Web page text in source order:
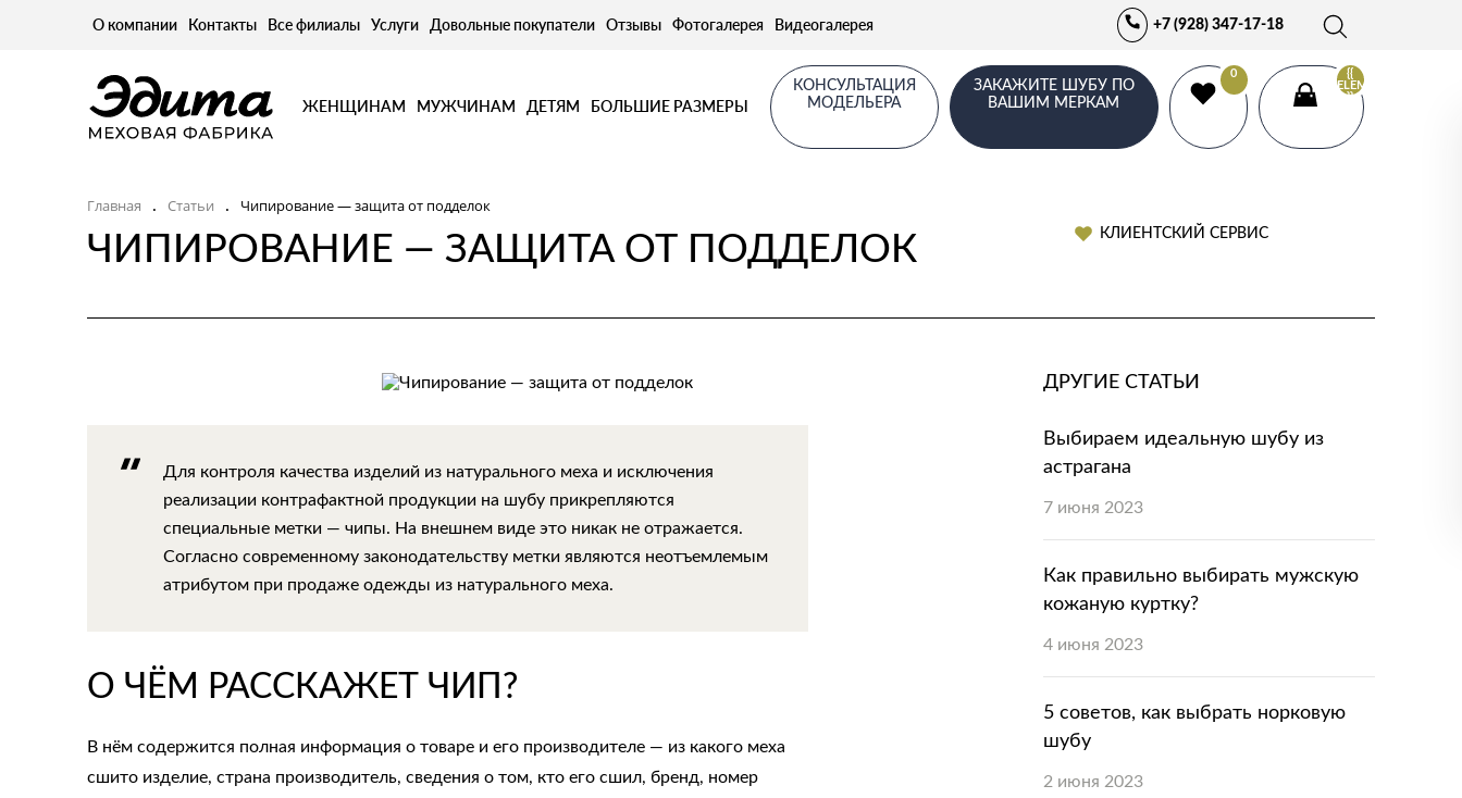
О компании Контакты Все филиалы Услуги Довольные покупатели Отзывы Фотогалерея Видеогалерея +7 (928) 347-17-18
ЖЕНЩИНАМ МУЖЧИНАМ ДЕТЯМ БОЛЬШИЕ РАЗМЕРЫ
КОНСУЛЬТАЦИЯ
МОДЕЛЬЕРА
ЗАКАЖИТЕ ШУБУ ПО
ВАШИМ МЕРКАМ
0
{{
ELEMENTS.LENGTH
}}
Главная . Статьи . Чипирование — защита от подделок
ЧИПИРОВАНИЕ — ЗАЩИТА ОТ ПОДДЕЛОК КЛИЕНТСКИЙ СЕРВИС
Для контроля качества изделий из натурального меха и исключения
реализации контрафактной продукции на шубу прикрепляются
специальные метки — чипы. На внешнем виде это никак не отражается.
Согласно современному законодательству метки являются неотъемлемым
атрибутом при продаже одежды из натурального меха.
О ЧЁМ РАССКАЖЕТ ЧИП?
В нём содержится полная информация о товаре и его производителе — из какого меха
сшито изделие, страна производитель, сведения о том, кто его сшил, бренд, номер
ДРУГИЕ СТАТЬИ
Выбираем идеальную шубу из
астрагана
7 июня 2023
Как правильно выбирать мужскую
кожаную куртку?
4 июня 2023
5 советов, как выбрать норковую
шубу
2 июня 2023